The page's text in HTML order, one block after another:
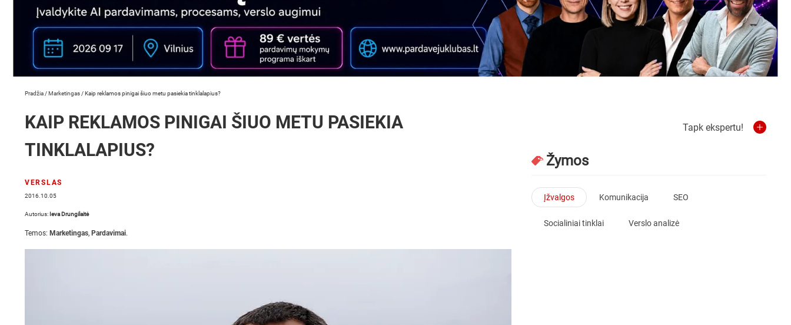
Pradžia /Marketingas /Kaip reklamos pinigai šiuo metu pasiekia tinklalapius?
KAIP REKLAMOS PINIGAI ŠIUO METU PASIEKIA
TINKLALAPIUS?
VERSLAS
2016.10.05
Autorius: Ieva Drungilaitė
Temos: Marketingas, Pardavimai.
Tapk ekspertu!
Žymos
Įžvalgos Komunikacija SEO
Socialiniai tinklai Verslo analizė